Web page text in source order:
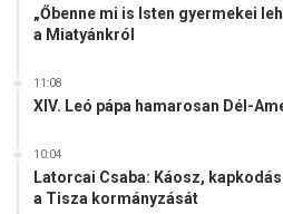
„Őbenne mi is Isten gyermekei
a Miatyánkról
11:08
XIV. Leó pápa hamarosan Dél-
10:04
Latorcai Csaba: Káosz,
a Tisza kormányzását